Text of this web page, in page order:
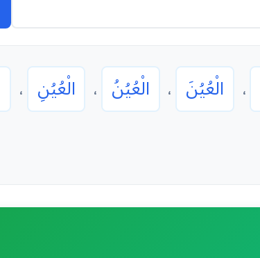
، الْعُيُنَ ، الْعُيُنُ ، الْعُيُنِ ،